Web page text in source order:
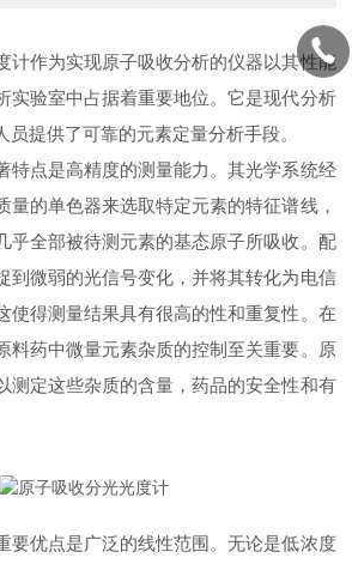
作为实现原子吸收分析的仪器以其性能
实验室中占据着重要地位。它是现代分析
员提供了可靠的元素定量分析手段。
点是高精度的测量能力。其光学系统经
量的单色器来选取特定元素的特征谱线，
乎全部被待测元素的基态原子所吸收。配
到微弱的光信号变化，并将其转化为电信
使得测量结果具有很高的性和重复性。在
料药中微量元素杂质的控制至关重要。原
测定这些杂质的含量，药品的安全性和有
优点是广泛的线性范围。无论是低浓度